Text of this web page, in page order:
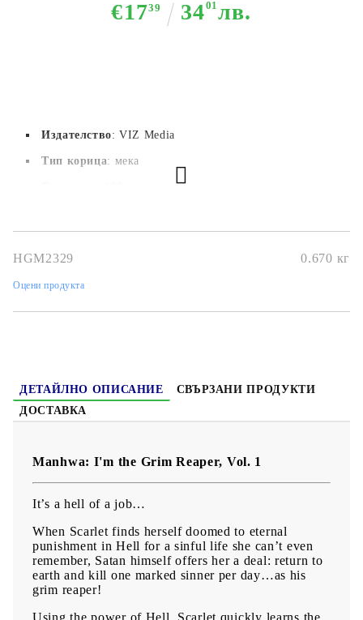
€1739 3401 лв.
Издателство: VIZ Media
Тип корица: мека
Дата на издаване
Жанр: Adventure, Award Winning, Fantasy, Drama
HGM2329 0.670 кг
Оцени продукта
ДЕТАЙЛНО ОПИСАНИЕ
СВЪРЗАНИ ПРОДУКТИ
ДОСТАВКА
Manhwa: I'm the Grim Reaper, Vol. 1
It’s a hell of a job…
When Scarlet finds herself doomed to eternal
punishment in Hell for a sinful life she can’t even
remember, Satan himself offers her a deal: return to
earth and kill one marked sinner per day…as his
grim reaper!
Using the power of Hell, Scarlet quickly learns the